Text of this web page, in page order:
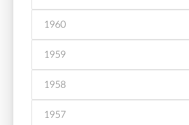
1960
1959
1958
1957